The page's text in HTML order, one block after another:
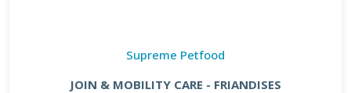
Supreme Petfood
JOIN & MOBILITY CARE - FRIANDISES